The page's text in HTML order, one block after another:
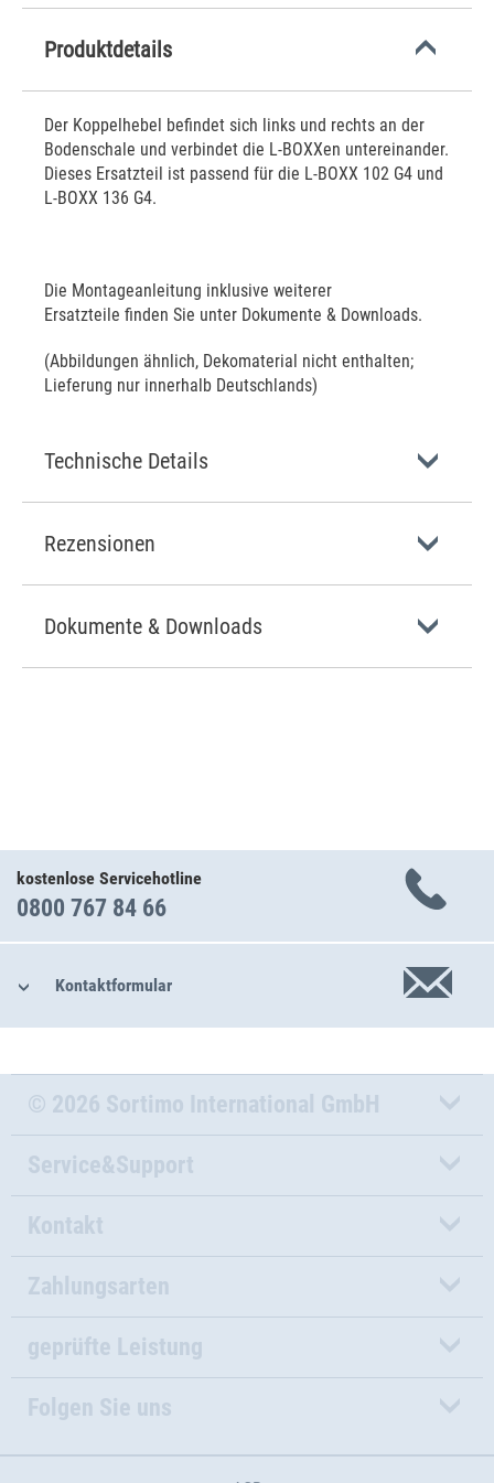
Produktdetails
Der Koppelhebel befindet sich links und rechts an der
Bodenschale und verbindet die L-BOXXen untereinander.
Dieses Ersatzteil ist passend für die L-BOXX 102 G4 und
L-BOXX 136 G4.
Die Montageanleitung inklusive weiterer
Ersatzteile finden Sie unter Dokumente & Downloads.
(Abbildungen ähnlich, Dekomaterial nicht enthalten;
Lieferung nur innerhalb Deutschlands)
Technische Details
Rezensionen
Dokumente & Downloads
kostenlose Servicehotline
0800 767 84 66
Kontaktformular
© 2026 Sortimo International GmbH
Service&Support
Kontakt
Zahlungsarten
geprüfte Leistung
Folgen Sie uns